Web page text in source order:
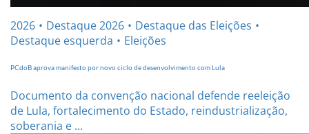
2026 Destaque 2026
Destaque das Eleições
Destaque esquerda
Eleições
PCdoB aprova manifesto por novo ciclo de desenvolvimento com Lula
Documento da convenção nacional defende reeleição
de Lula, fortalecimento do Estado, reindustrialização,
soberania e ...